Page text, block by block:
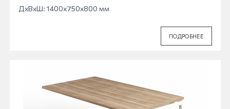
ДхВхШ: 1400x750x800 мм
ПОДРОБНЕЕ